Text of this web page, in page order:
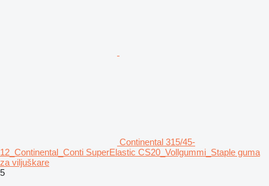
Continental 315/45-
12_Continental_Conti SuperElastic CS20_Vollgummi_Staple guma
za viljuškare
5